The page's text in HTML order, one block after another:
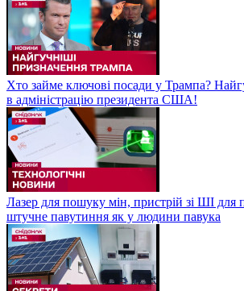
Хто займе ключові посади у Трампа?
в адміністрацію президента США!
Лазер для пошуку мін, пристрій зі ШІ для
штучне павутиння як у людини павука